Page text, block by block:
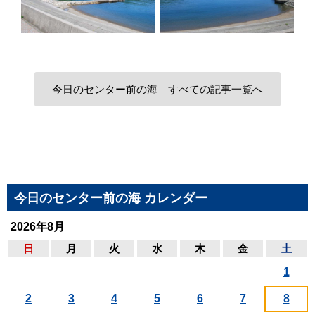
今日のセンター前の海 すべての記事一覧へ
今日のセンター前の海 カレンダー
2026年8月
日
月 火 水 木 金 土
1
2 3 4 5 6 7 8